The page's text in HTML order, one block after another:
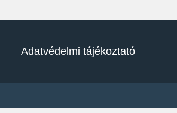
Adatvédelmi tájékoztató